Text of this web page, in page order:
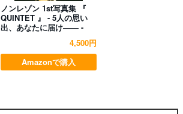
ノンレゾン 1st写真集 『
QUINTET 』 - 5人の思い
出、あなたに届け―― -
4,500円
Amazonで購入